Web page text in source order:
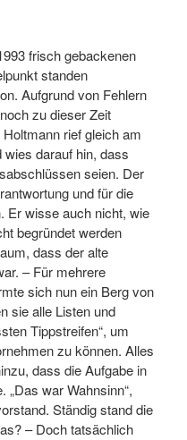
frisch gebackenen
standen
Aufgrund von Fehlern
zu dieser Zeit
rief gleich am
darauf hin, dass
seien. Der
und für die
Er wisse auch nicht, wie
begründet werden
dass der alte
– Für mehrere
sich nun ein Berg von
sie alle Listen und
Tippstreifen“, um
zu können. Alles
dass die Aufgabe in
„Das war Wahnsinn“,
Ständig stand die
– Doch tatsächlich